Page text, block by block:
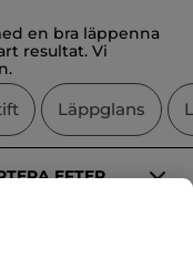
en bra läppenna
resultat. Vi
Läppglans
EFTER